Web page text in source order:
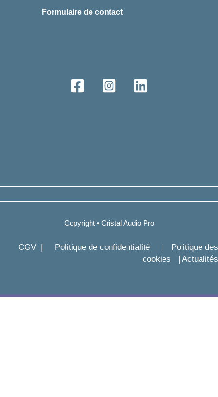
Formulaire de contact
Copyright • Cristal Audio Pro
CGV | Politique de confidentialité | Politique des
cookies | Actualités